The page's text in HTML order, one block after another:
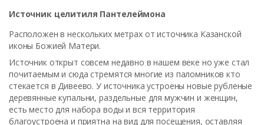
Источник целитиля Пантелеймона
Расположен в нескольких метрах от источника Казанской
иконы Божией Матери.
Источник открыт совсем недавно в нашем веке но уже стал
почитаемым и сюда стремятся многие из паломников кто
стекается в Дивеево. У источника устроены новые рубленые
деревянные купальни, раздельные для мужчин и женщин,
есть место для набора воды и вся территория
благоустроена и приятна на вид для посещения, оставляя